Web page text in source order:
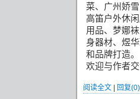
菜、广州娇
高笛户外休
用品、梦娜
身器材、煜
和品牌打造。
欢迎与作者交
阅读全文 回复(0)